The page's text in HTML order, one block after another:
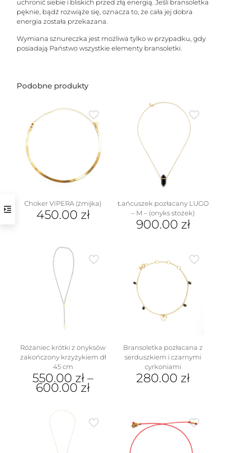
uchronić siebie i bliskich przed złą energią. Jeśli bransoletka
pęknie, bądź rozwiąże się, oznacza to, że cała jej dobra
energia została przekazana.
Wymiana sznureczka jest możliwa tylko w przypadku, gdy
posiadają Państwo wszystkie elementy bransoletki.
Podobne produkty
Choker VIPERA (żmijka)
450.00 zł
Łańcuszek pozłacany LUGO
– M – (onyks stożek)
900.00 zł
wiele
wariantów.
można
wybrać
na
stronie
Różaniec krótki z onyksów
zakończony krzyżykiem dł
45 cm
550.00 zł –
600.00 zł
produkt
ma
wiele
wariantów.
Opcje
Bransoletka pozłacana z
serduszkiem i czarnymi
cyrkoniami
280.00 zł